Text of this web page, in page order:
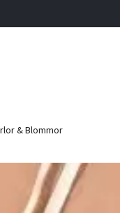
& Blommor